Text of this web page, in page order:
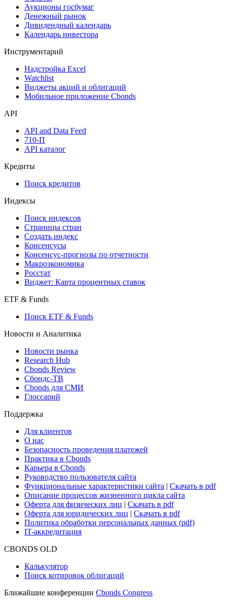
Календарь событий
Дефолты
Размещения
Оферты
Денежный рынок
Календарь инвестора
Инструментарий
Мобильное приложение Cbonds
API
API and Data Feed
API каталог
Кредиты
Поиск кредитов
Индексы
Поиск индексов
Страницы стран
Создать индекс
Консенсусы
Макроэкономика
Виджет: Карта процентных ставок
ETF & Funds
Поиск ETF & Funds
Новости и Аналитика
Новости рынка
Research Hub
Сбондс-ТВ
Глоссарий
Поддержка
Для клиентов
О нас
Безопасность проведения платежей
Практика в Cbonds
Карьера в Cbonds
Руководство пользователя сайта
Функциональные характеристики сайта|Скачать в pdf
Описание процессов жизненного цикла сайта
Оферта для юридических лиц
IT-аккредитация